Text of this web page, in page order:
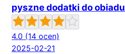
pyszne dodatki do obiadu
4.0 (14 ocen)
2025-02-21